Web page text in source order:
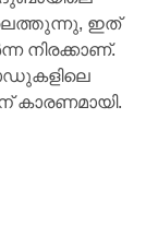
ഇത്
നിരക്കാണ്.
കാരണമായി.